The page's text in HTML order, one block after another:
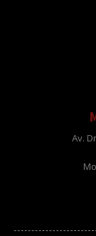
Av.